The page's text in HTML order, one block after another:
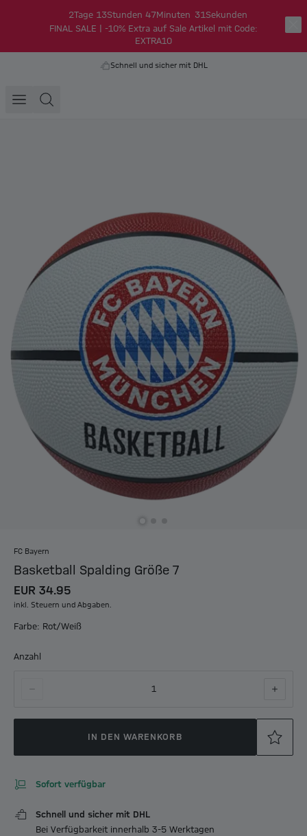
2Tage 13Stunden 47Minuten 30Sekunden
FINAL SALE | -10% Extra auf Sale Artikel mit Code:
EXTRA10
Schnell und sicher mit DHL
FC Bayern
Basketball Spalding Größe 7
EUR 34.95
inkl. Steuern und Abgaben.
Farbe: Rot/Weiß
Anzahl
1
IN DEN WARENKORB
Sofort verfügbar
Schnell und sicher mit DHL
Bei Verfügbarkeit innerhalb 3-5 Werktagen